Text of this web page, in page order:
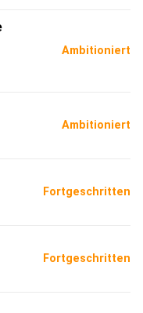
Ambitioniert
Ambitioniert
Fortgeschritten
Fortgeschritten